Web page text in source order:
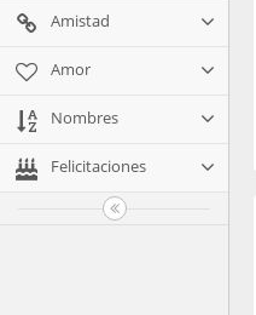
Amistad
Amor
Nombres
Felicitaciones